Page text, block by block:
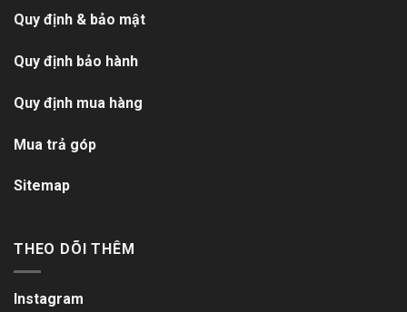
Quy định & bảo mật
Quy định bảo hành
Quy định mua hàng
Mua trả góp
Sitemap
THEO DÕI THÊM
Instagram